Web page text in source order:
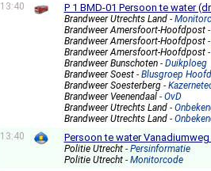
13:40
P 1 BMD-01 Persoon te water
Brandweer Utrechts Land -
Brandweer Amersfoort-Hoofdpost
Brandweer Amersfoort-Hoofdpost
Brandweer Amersfoort-Hoofdpost
Brandweer Bunschoten - Duikploeg
Brandweer Soest - Blusgroep
Brandweer Soesterberg -
Brandweer Veenendaal - OvD
Brandweer Utrechts Land -
Brandweer Utrechts Land -
13:40
Persoon te water
Politie Utrecht - Persinformatie
Politie Utrecht - Monitorcode